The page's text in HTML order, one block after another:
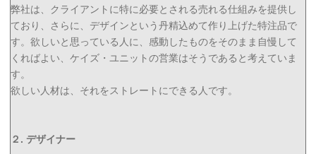
弊社は、クライアントに特に必要とされる売れる仕組みを提供し
ており、さらに、デザインという丹精込めて作り上げた特注品で
す。欲しいと思っている人に、感動したものをそのまま自慢して
くればよい、ケイズ・ユニットの営業はそうであると考えていま
す。
欲しい人材は、それをストレートにできる人です。
２. デザイナー